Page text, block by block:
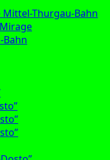
Thurgau-Bahn